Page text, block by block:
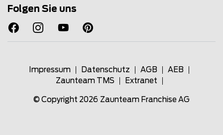
Folgen Sie uns
Impressum Datenschutz AGB
AEB
Zaunteam TMS
Extranet
© Copyright 2026 Zaunteam Franchise AG